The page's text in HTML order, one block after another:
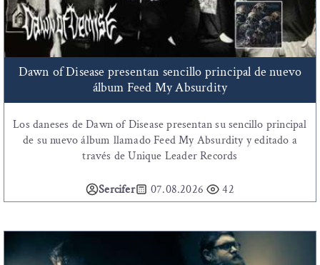
Dawn of Disease presentan sencillo principal de nuevo
álbum Feed My Absurdity
Los daneses de Dawn of Disease presentan su sencillo principal
de su nuevo álbum llamado Feed My Absurdity y editado a
través de Unique Leader Records
Sercifer 07.08.2026 42